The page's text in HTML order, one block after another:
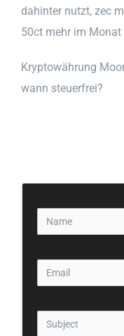
dahinter nutzt, zec
50ct mehr im
Kryptowährung
wann steuerfrei?